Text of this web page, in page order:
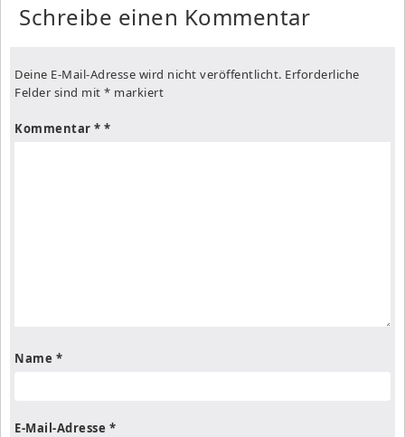
Schreibe einen Kommentar
Deine E-Mail-Adresse wird nicht veröffentlicht. Erforderliche
Felder sind mit * markiert
Kommentar *
Name *
E-Mail-Adresse *